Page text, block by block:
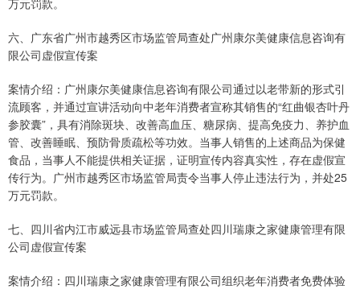
万元罚款。
六、广东省广州市越秀区市场监管局查处广州康尔美健康信息咨询有
限公司虚假宣传案
案情介绍：广州康尔美健康信息咨询有限公司通过以老带新的形式引
流顾客，并通过宣讲活动向中老年消费者宣称其销售的“红曲银杏叶丹
参胶囊”，具有消除斑块、改善高血压、糖尿病、提高免疫力、养护血
管、改善睡眠、预防骨质疏松等功效。当事人销售的上述商品为保健
食品，当事人不能提供相关证据，证明宣传内容真实性，存在虚假宣
传行为。广州市越秀区市场监管局责令当事人停止违法行为，并处25
万元罚款。
七、四川省内江市威远县市场监管局查处四川瑞康之家健康管理有限
公司虚假宣传案
案情介绍：四川瑞康之家健康管理有限公司组织老年消费者免费体验